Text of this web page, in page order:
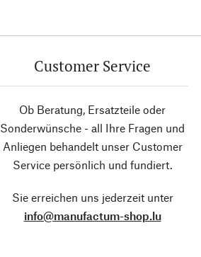
Customer Service
Ob Beratung, Ersatzteile oder
Sonderwünsche - all Ihre Fragen und
Anliegen behandelt unser Customer
Service persönlich und fundiert.
Sie erreichen uns jederzeit unter
info@manufactum-shop.lu